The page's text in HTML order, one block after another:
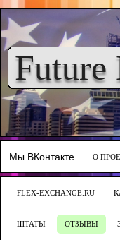
Future
Мы ВКонтакте О
FLEX-EXCHANGE.RU
ШТАТЫ ОТЗЫВЫ